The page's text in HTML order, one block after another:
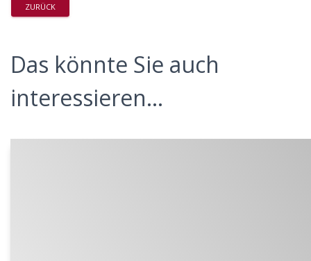
ZURÜCK
Das könnte Sie auch
interessieren...